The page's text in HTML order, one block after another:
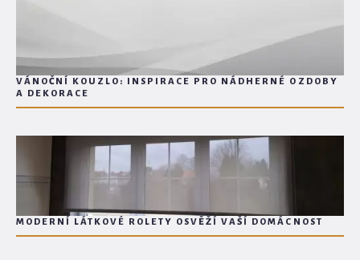
VÁNOČNÍ KOUZLO: INSPIRACE PRO NÁDHERNÉ OZDOBY
A DEKORACE
MODERNÍ LÁTKOVÉ ROLETY OSVĚŽÍ VAŠÍ DOMÁCNOST